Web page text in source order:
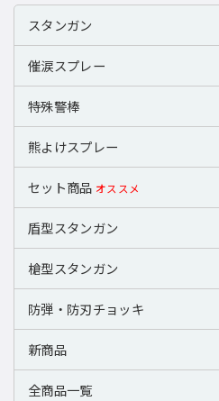
スタンガン
催涙スプレー
特殊警棒
熊よけスプレー
セット商品 オススメ
盾型スタンガン
槍型スタンガン
防弾・防刃チョッキ
新商品
全商品一覧